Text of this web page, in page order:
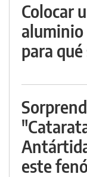
Colocar
aluminio
para
este